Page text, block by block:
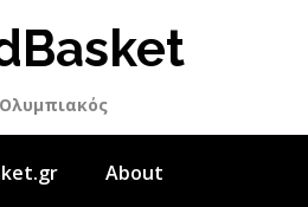
About